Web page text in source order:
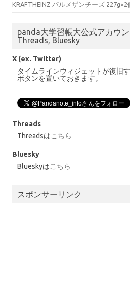
KRAFTHEINZ パルメザンチーズ 227g×2
panda大学習帳大公式アカウ
Threads, Bluesky
X (ex. Twitter)
タイムラインウィジェットが復旧
ボタンを置いておきます。
Threads
Threadsはこちら
Bluesky
Blueskyはこちら
スポンサーリンク